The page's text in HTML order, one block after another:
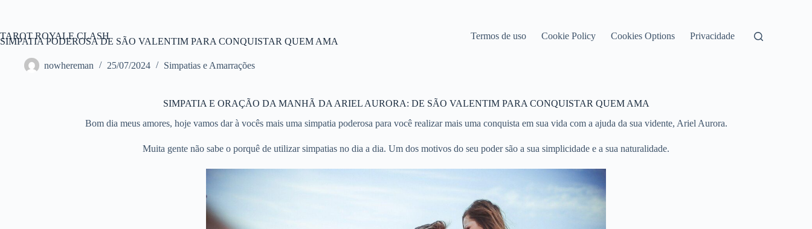
conteúdo
TAROT ROYALE CLASH Termos de uso Cookie Policy Cookies Options Privacidade
SIMPATIA PODEROSA DE SÃO VALENTIM PARA CONQUISTAR QUEM AMA
nowhereman 25/07/2024 Simpatias e Amarrações
SIMPATIA E ORAÇÃO DA MANHÃ DA ARIEL AURORA: DE SÃO VALENTIM PARA CONQUISTAR QUEM AMA
Bom dia meus amores, hoje vamos dar à vocês mais uma simpatia poderosa para você realizar mais uma conquista em sua vida com a ajuda da sua vidente, Ariel Aurora.
Muita gente não sabe o porquê de utilizar simpatias no dia a dia. Um dos motivos do seu poder são a sua simplicidade e a sua naturalidade.